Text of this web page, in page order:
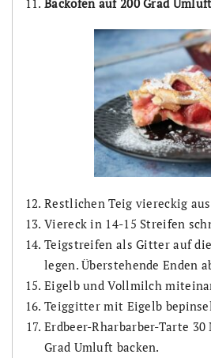
Backofen auf 200 Grad
Restlichen Teig viereckig
Viereck in 14-15 Streifen
Teigstreifen als Gitter auf
legen. Überstehende Enden
Eigelb und Vollmilch
Teiggitter mit Eigelb
Erdbeer-Rharbarber-Tarte
Grad Umluft backen.